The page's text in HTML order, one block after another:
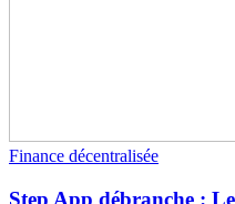
Finance décentralisée
Step App débranche :